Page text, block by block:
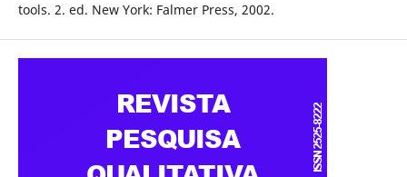
tools. 2. ed. New York: Falmer Press, 2002.